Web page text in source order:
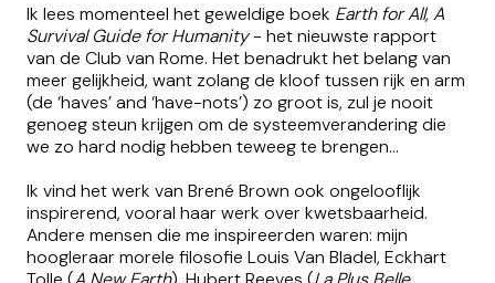
Ik lees momenteel het geweldige boek Earth for All, A
Survival Guide for Humanity- het nieuwste rapport
van de Club van Rome. Het benadrukt het belang van
meer gelijkheid, want zolang de kloof tussen rijk en arm
(de ‘haves’ and ‘have-nots’) zo groot is, zul je nooit
genoeg steun krijgen om de systeemverandering die
we zo hard nodig hebben teweeg te brengen...
Ik vind het werk van Brené Brown ook ongelooflijk
inspirerend, vooral haar werk over kwetsbaarheid.
Andere mensen die me inspireerden waren: mijn
hoogleraar morele filosofie Louis Van Bladel, Eckhart